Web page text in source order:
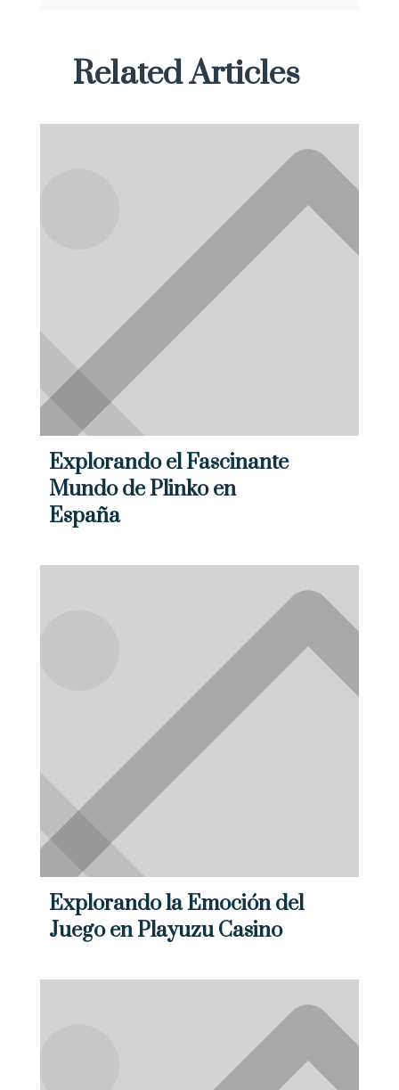
Related Articles
Explorando el Fascinante
Mundo de Plinko en
España
Explorando la Emoción del
Juego en Playuzu Casino
Social Links
Acerca
Empresa con 6 años de experiencia , dedicada a
la prestación de soluciones particulares a
operaciones industriales de alto riesgo y difícil
Información
ventas@pliniusperu.com
SEDE LIMA CENTRO – Jr. Augusto Wiesse 719 , Lima
(+51) 961357844
agencia de marketing